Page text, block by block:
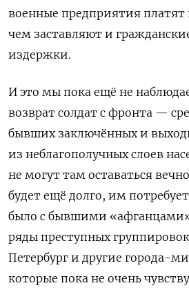
военные предприятия
чем заставляют и
издержки.
И это мы пока ещё не
возврат солдат с фронта —
бывших заключённых и
из неблагополучных слоев
не могут там оставаться
будет ещё долго, им
было с бывшими
ряды преступных
Петербург и другие города-
которые пока не очень